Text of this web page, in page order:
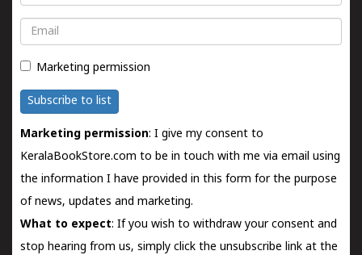
Email
Marketing permission
Subscribe to list
Marketing permission: I give my consent to
KeralaBookStore.com to be in touch with me via email using
the information I have provided in this form for the purpose
of news, updates and marketing.
What to expect: If you wish to withdraw your consent and
stop hearing from us, simply click the unsubscribe link at the